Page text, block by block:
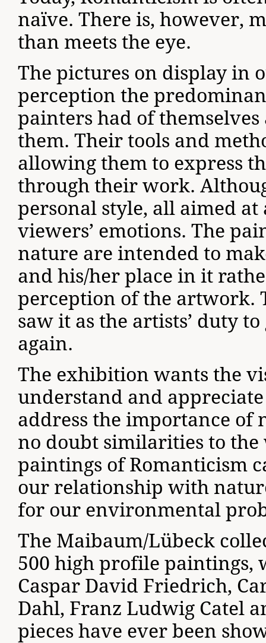
naïve. There is, however,
than meets the eye.
The pictures on display in
perception the
painters had of
them. Their tools and
allowing them to express
through their work.
personal style, all aimed
viewers’ emotions. The
nature are intended to
and his/her place in it
perception of the artwork.
saw it as the artists’ duty
again.
The exhibition wants the
understand and
address the importance of
no doubt similarities to
paintings of Romanticism
our relationship with
for our environmental
The Maibaum/Lübeck
500 high profile paintings,
Caspar David Friedrich,
Dahl, Franz Ludwig Catel
pieces have ever been